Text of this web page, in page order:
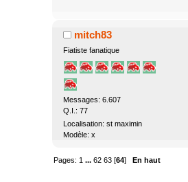
mitch83
Fiatiste fanatique
Messages: 6.607
Q.I.: 77
Localisation: st maximin
Modèle: x
Pages: 1 ...62 63 [64]En haut